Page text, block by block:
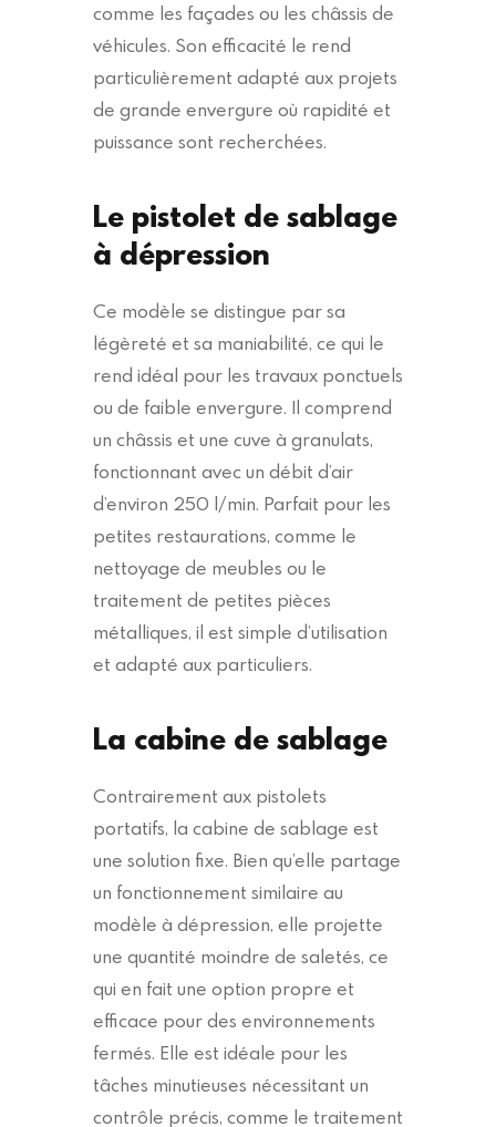
comme les façades ou les châssis de
véhicules. Son efficacité le rend
particulièrement adapté aux projets
de grande envergure où rapidité et
puissance sont recherchées.
Le pistolet de sablage
à dépression
Ce modèle se distingue par sa
légèreté et sa maniabilité, ce qui le
rend idéal pour les travaux ponctuels
ou de faible envergure. Il comprend
un châssis et une cuve à granulats,
fonctionnant avec un débit d’air
d’environ 250 l/min. Parfait pour les
petites restaurations, comme le
nettoyage de meubles ou le
traitement de petites pièces
métalliques, il est simple d’utilisation
et adapté aux particuliers.
La cabine de sablage
Contrairement aux pistolets
portatifs, la cabine de sablage est
une solution fixe. Bien qu’elle partage
un fonctionnement similaire au
modèle à dépression, elle projette
une quantité moindre de saletés, ce
qui en fait une option propre et
efficace pour des environnements
fermés. Elle est idéale pour les
tâches minutieuses nécessitant un
contrôle précis, comme le traitement